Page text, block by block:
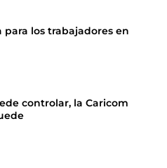
para los trabajadores en
controlar, la Caricom